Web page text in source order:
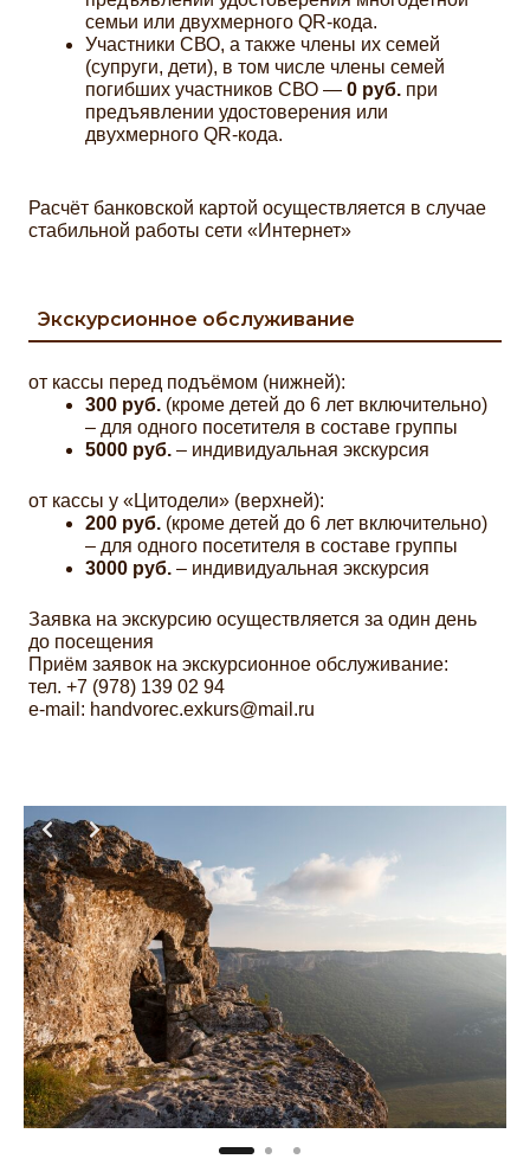
семьи или двухмерного QR-кода.
Участники СВО, а также члены их семей
(супруги, дети), в том числе члены семей
погибших участников СВО — 0 руб. при
предъявлении удостоверения или
двухмерного QR-кода.
Расчёт банковской картой осуществляется в случае
стабильной работы сети «Интернет»
Экскурсионное обслуживание
от кассы перед подъёмом (нижней):
300 руб. (кроме детей до 6 лет включительно)
– для одного посетителя в составе группы
5000 руб. – индивидуальная экскурсия
от кассы у «Цитодели» (верхней):
200 руб. (кроме детей до 6 лет включительно)
– для одного посетителя в составе группы
3000 руб. – индивидуальная экскурсия
Заявка на экскурсию осуществляется за один день
до посещения
Приём заявок на экскурсионное обслуживание:
тел. +7 (978) 139 02 94
e-mail: handvorec.exkurs@mail.ru